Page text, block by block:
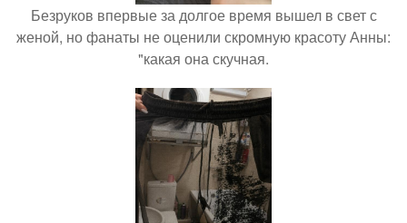
Безруков впервые за долгое время вышел в свет с
женой, но фанаты не оценили скромную красоту Анны:
"какая она скучная.